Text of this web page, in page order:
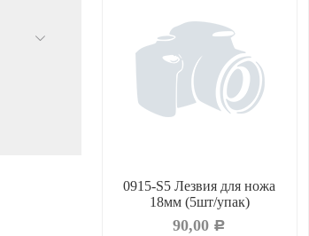
0915-S5 Лезвия для ножа
18мм (5шт/упак)
90,00 Р